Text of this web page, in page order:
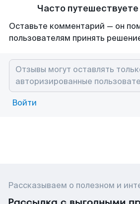
Часто
Оставьте комментарий — он
пользователям принять
Войти
Рассказываем о полезном и